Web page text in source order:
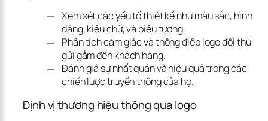
Xem xét các yếu tố thiết kế như màu sắc, hình
dáng, kiểu chữ, và biểu tượng.
Phân tích cảm giác và thông điệp logo đối thủ
gửi gắm đến khách hàng.
Đánh giá sự nhất quán và hiệu quả trong các
chiến lược truyền thông của họ.
Định vị thương hiệu thông qua logo